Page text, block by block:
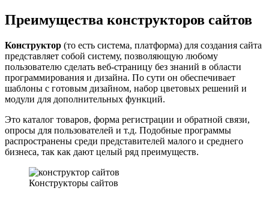
Преимущества конструкторов сайтов
Конструктор (то есть система, платформа) для создания сайта
представляет собой систему, позволяющую любому
пользователю сделать веб-страницу без знаний в области
программирования и дизайна. По сути он обеспечивает
шаблоны с готовым дизайном, набор цветовых решений и
модули для дополнительных функций.
Это каталог товаров, форма регистрации и обратной связи,
опросы для пользователей и т.д. Подобные программы
распространены среди представителей малого и среднего
бизнеса, так как дают целый ряд преимуществ.
Конструкторы сайтов